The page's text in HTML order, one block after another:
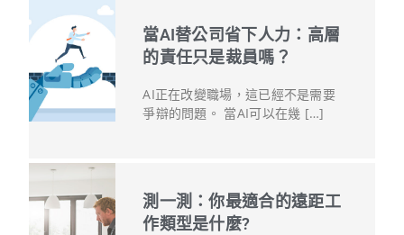
當AI替公司省下人力：高層
的責任只是裁員嗎？
AI正在改變職場，這已經不是需要
爭辯的問題。 當AI可以在幾 […]
測一測：你最適合的遠距工
作類型是什麼?